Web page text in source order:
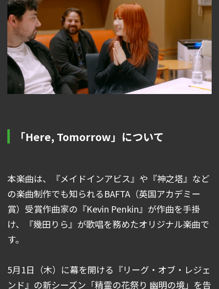
「Here, Tomorrow」について
本楽曲は、『メイドインアビス』や『神之塔』など
の楽曲制作でも知られるBAFTA（英国アカデミー
賞）受賞作曲家の『Kevin Penkin』が作曲を手掛
け、『幾田りら』が歌唱を務めたオリジナル楽曲で
す。
5月1日（木）に幕を開ける『リーグ・オブ・レジェ
ンド』の新シーズン「精霊の花祭り 幽明の境」を告